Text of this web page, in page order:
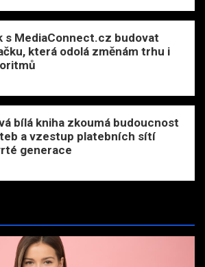
s MediaConnect.cz budovat
která odolá změnám trhu i
bílá kniha zkoumá budoucnost
a vzestup platebních sítí
generace